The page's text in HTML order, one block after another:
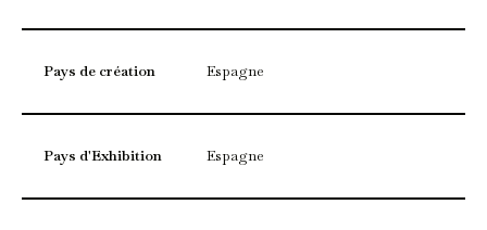
Pays de création Espagne
Pays d'Exhibition Espagne